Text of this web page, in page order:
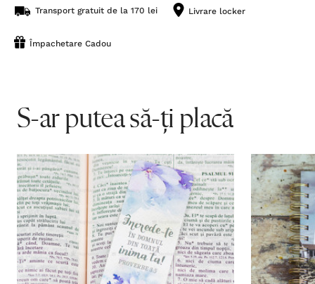
Transport gratuit de la 170 lei Livrare locker
Împachetare Cadou
S-ar putea să-ți placă